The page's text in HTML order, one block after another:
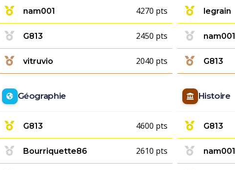
nam001 4270 pts
G813 2450 pts
vitruvio 2040 pts
legrain
nam001
G813
Géographie
G813 4600 pts
Bourriquette86 2610 pts
Histoire
G813
nam001